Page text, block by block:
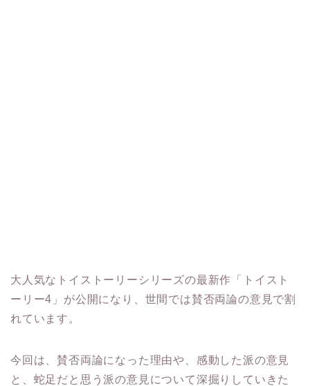
大人気なトイストーリーシリーズの最新作「トイスト
ーリー4」が公開になり、世間では賛否両論の意見で割
れています。
今回は、賛否両論になった理由や、感動した派の意見
と、蛇足だと思う派の意見について深掘りしていきた